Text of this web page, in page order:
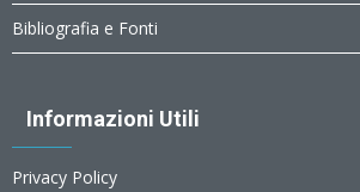
Bibliografia e Fonti
Informazioni Utili
Privacy Policy